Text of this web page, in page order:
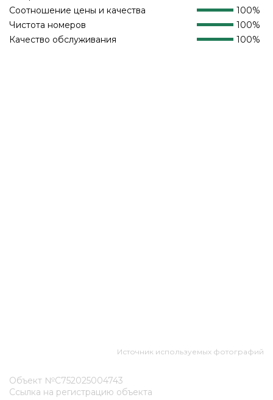
Соотношение цены и качества
100%
Чистота номеров
100%
Качество обслуживания
100%
Источник используемых фотографий
Объект №С752025004743
Ссылка на регистрацию объекта